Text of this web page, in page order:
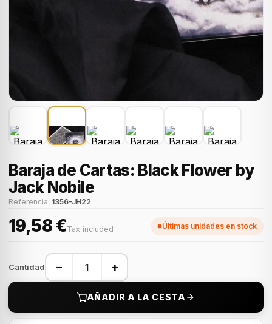
Baraja de Cartas: Black Flower by
Jack Nobile
Referencia: 1356-JH22
19,58 €Tax included Últimas unidades en stock
Cantidad − +
AÑADIR A LA CESTA